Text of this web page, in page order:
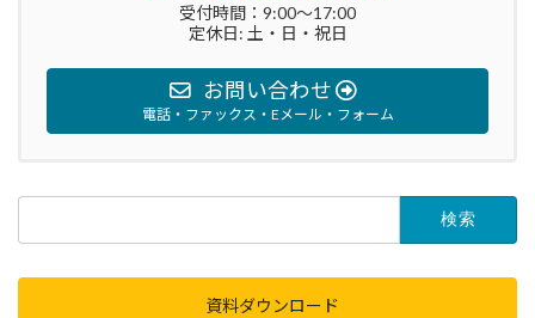
受付時間：9:00～17:00
定休日: 土・日・祝日
お問い合わせ
電話・ファックス・Eメール・フォーム
資料ダウンロード